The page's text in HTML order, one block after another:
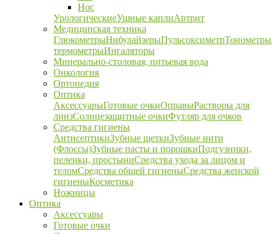
Нос
УрологическиеУшные каплиАртрит
Медицинская техника
ГлюкометрыНибулайзерыПульсоксиметрТонометры
термометрыИнгаляторы
Минерально-столовая, питьевая вода
Онкология
Ортопедия
Оптика
АксессуарыГотовые очкиОправыРастворы для
линзСолнцезащитные очкиФутляр для очков
Средства гигиены
АнтисептикиЗубные щеткиЗубные нити
(Флоссы)Зубные пасты и порошкиПодгузники,
пеленки, простыниСредства ухода за лицом и
теломСредства общей гигиеныСредства женской
гигиеныКосметика
Ножницы
Оптика
Аксессуары
Готовые очки